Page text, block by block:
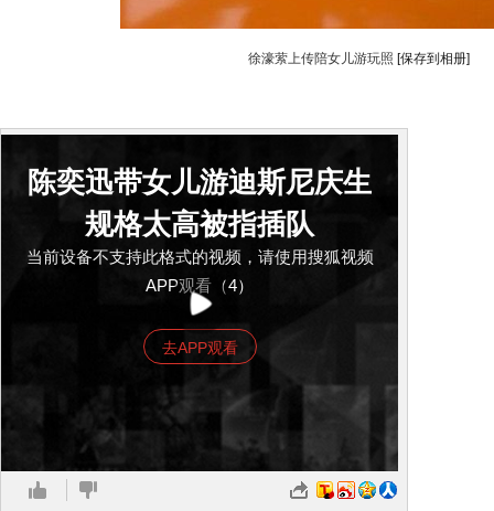
徐濠萦上传陪女儿游玩照 [保存到相册]
陈奕迅带女儿游迪斯尼庆生
规格太高被指插队
当前设备不支持此格式的视频，请使用搜狐视频
APP观看（4）
去APP观看